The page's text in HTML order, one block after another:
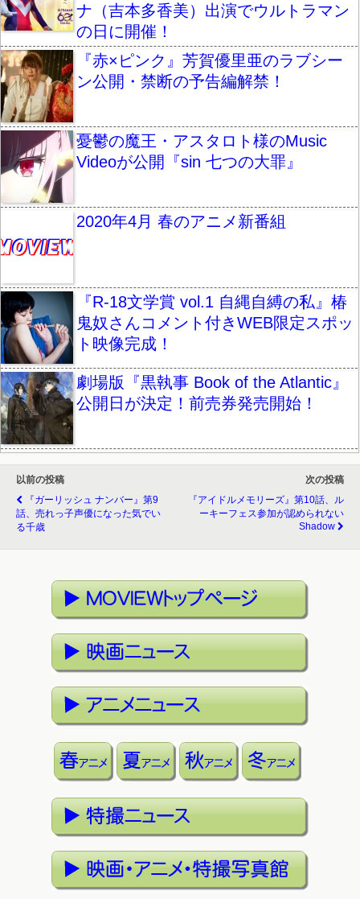
ナ（吉本多香美）出演でウルトラマン
の日に開催！
『赤×ピンク』芳賀優里亜のラブシー
ン公開・禁断の予告編解禁！
憂鬱の魔王・アスタロト様のMusic
Videoが公開『sin 七つの大罪』
2020年4月 春のアニメ新番組
『R-18文学賞 vol.1 自縄自縛の私』椿
鬼奴さんコメント付きWEB限定スポッ
ト映像完成！
劇場版『黒執事 Book of the Atlantic』
公開日が決定！前売券発売開始！
以前の投稿
『ガーリッシュ ナンバー』第9
話、売れっ子声優になった気でい
る千歳
次の投稿
『アイドルメモリーズ』第10話、ル
ーキーフェス参加が認められない
Shadow